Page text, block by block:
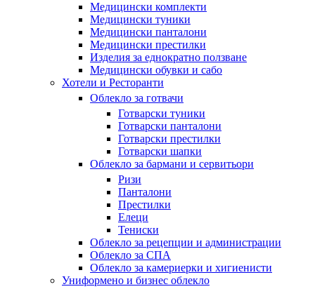
Медицински комплекти
Медицински туники
Медицински панталони
Медицински престилки
Изделия за еднократно ползване
Медицински обувки и сабо
Хотели и Ресторанти
Облекло за готвачи
Готварски туники
Готварски панталони
Готварски престилки
Готварски шапки
Облекло за бармани и сервитьори
Ризи
Панталони
Престилки
Елеци
Тениски
Облекло за рецепции и администрации
Облекло за СПА
Облекло за камериерки и хигиенисти
Униформено и бизнес облекло